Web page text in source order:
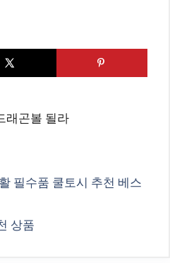
래곤볼 될라
필수품 쿨토시 추천 베스
상품